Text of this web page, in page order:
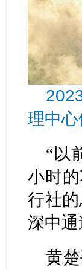
理中心
“以
小时
行社
深中
黄